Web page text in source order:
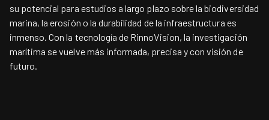
su potencial para estudios a largo plazo sobre la biodiversidad
marina, la erosión o la durabilidad de la infraestructura es
inmenso. Con la tecnología de RinnoVision, la investigación
marítima se vuelve más informada, precisa y con visión de
futuro.